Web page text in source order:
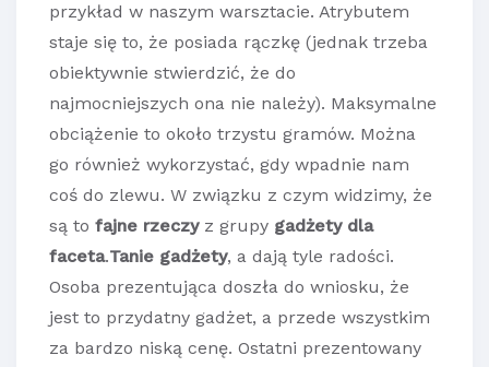
przykład w naszym warsztacie. Atrybutem
staje się to, że posiada rączkę (jednak trzeba
obiektywnie stwierdzić, że do
najmocniejszych ona nie należy). Maksymalne
obciążenie to około trzystu gramów. Można
go również wykorzystać, gdy wpadnie nam
coś do zlewu. W związku z czym widzimy, że
są to fajne rzeczyz grupy gadżety dla
faceta.Tanie gadżety, a dają tyle radości.
Osoba prezentująca doszła do wniosku, że
jest to przydatny gadżet, a przede wszystkim
za bardzo niską cenę. Ostatni prezentowany